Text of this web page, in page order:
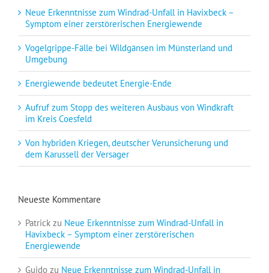
Neue Erkenntnisse zum Windrad-Unfall in Havixbeck –
Symptom einer zerstörerischen Energiewende
Vogelgrippe-Fälle bei Wildgänsen im Münsterland und
Umgebung
Energiewende bedeutet Energie-Ende
Aufruf zum Stopp des weiteren Ausbaus von Windkraft
im Kreis Coesfeld
Von hybriden Kriegen, deutscher Verunsicherung und
dem Karussell der Versager
Neueste Kommentare
Patrick zu Neue Erkenntnisse zum Windrad-Unfall in
Havixbeck – Symptom einer zerstörerischen
Energiewende
Guido zu Neue Erkenntnisse zum Windrad-Unfall in